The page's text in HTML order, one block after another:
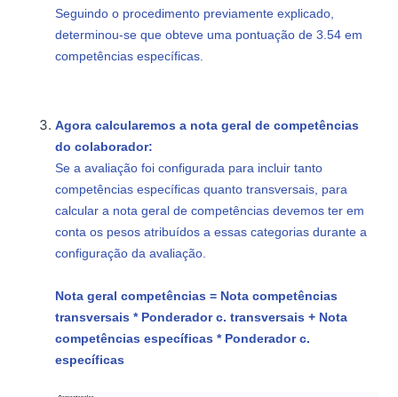
Seguindo o procedimento previamente explicado,
determinou-se que obteve uma pontuação de 3.54 em
competências específicas.
Agora calcularemos a nota geral de competências
do colaborador:
Se a avaliação foi configurada para incluir tanto
competências específicas quanto transversais, para
calcular a nota geral de competências devemos ter em
conta os pesos atribuídos a essas categorias durante a
configuração da avaliação.
Nota geral competências = Nota competências
transversais * Ponderador c. transversais + Nota
competências específicas * Ponderador c.
específicas